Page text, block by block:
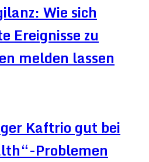
Wie sich
Ereignisse zu
melden lassen
Kaftrio gut bei
Problemen